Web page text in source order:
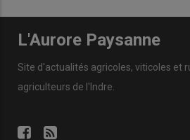
L'Aurore Paysanne
Site d'actualités agricoles, viticoles et
agriculteurs de l'Indre.